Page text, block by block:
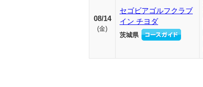
08/14
(金)
セゴビアゴルフクラブ
イン チヨダ
茨城県